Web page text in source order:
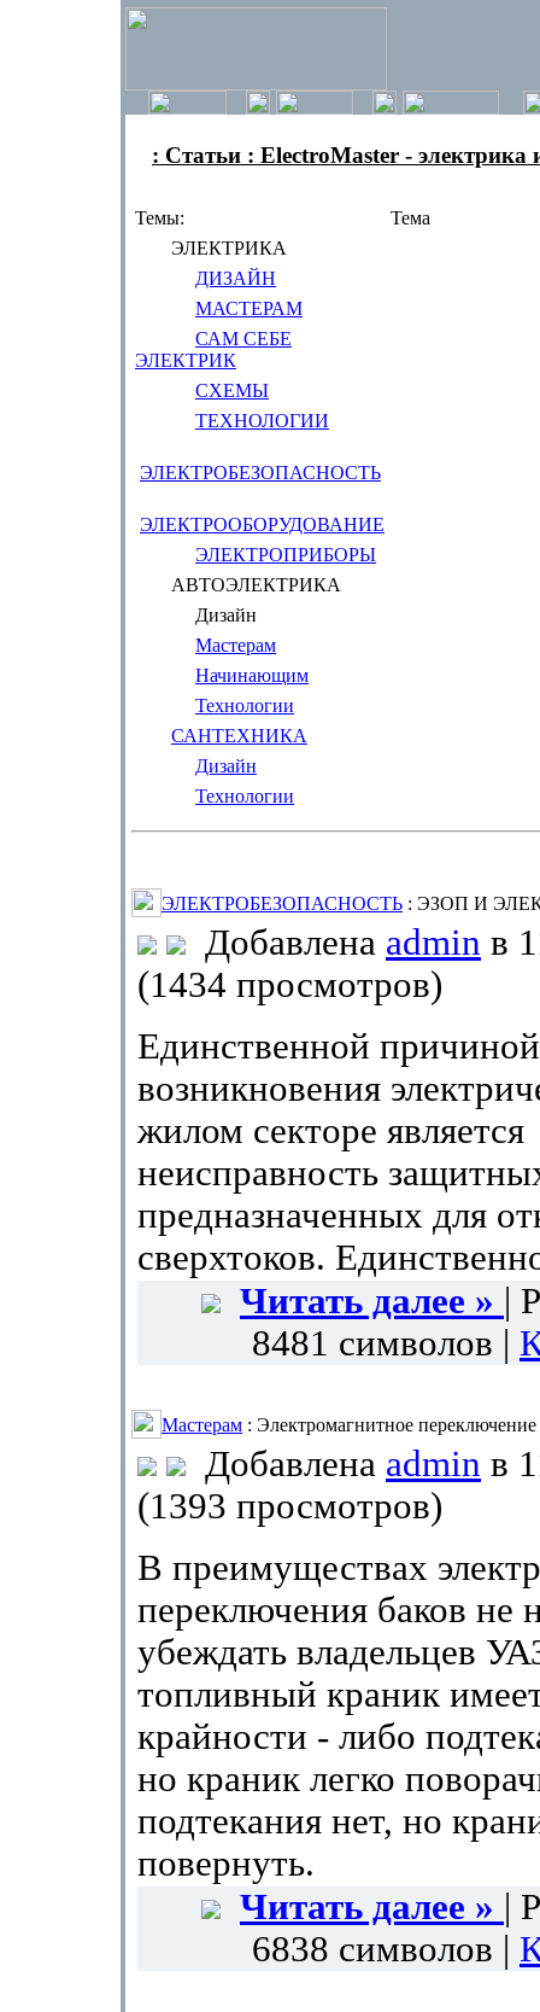
: Статьи : ElectroMaster - электрика
Темы:
Тема
ЭЛЕКТРИКА
ДИЗАЙН
МАСТЕРАМ
САМ СЕБЕ
ЭЛЕКТРИК
СХЕМЫ
ТЕХНОЛОГИИ
ЭЛЕКТРОБЕЗОПАСНОСТЬ
ЭЛЕКТРООБОРУДОВАНИЕ
ЭЛЕКТРОПРИБОРЫ
АВТОЭЛЕКТРИКА
Дизайн
Мастерам
Начинающим
Технологии
САНТЕХНИКА
Дизайн
Технологии
ЭЛЕКТРОБЕЗОПАСНОСТЬ : ЭЗОП И
Добавлена admin в
(1434 просмотров)
Единственной причиной
возникновения
жилом секторе является
неисправность
предназначенных для
сверхтоков.
Читать далее »
|
8481 символов |
Мастерам : Электромагнитное
Добавлена admin в
(1393 просмотров)
В преимуществах
переключения баков не
убеждать владельцев
топливный краник
крайности - либо
но краник легко
подтекания нет, но
повернуть.
Читать далее »
|
6838 символов |